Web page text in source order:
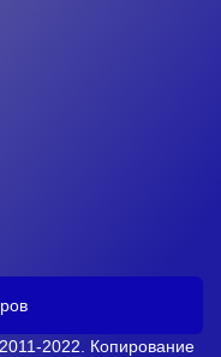
2022. Копирование